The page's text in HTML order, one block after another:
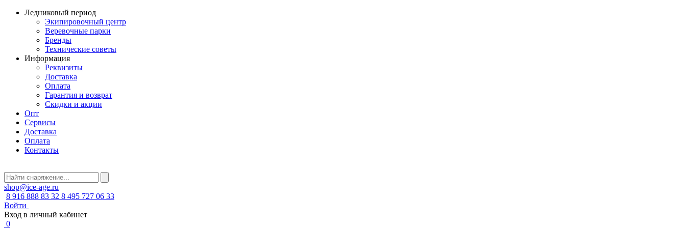
Ледниковый период
Экипировочный центр
Веревочные парки
Бренды
Технические советы
Информация
Реквизиты
Доставка
Оплата
Гарантия и возврат
Скидки и акции
Опт
Сервисы
Доставка
Оплата
Контакты
shop@ice-age.ru
8 916 888 83 32 8 495 727 06 33
Войти
Вход в личный кабинет
0